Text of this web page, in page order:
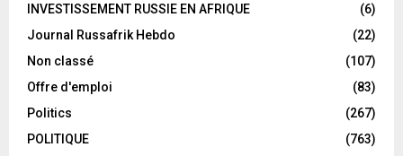
INVESTISSEMENT RUSSIE EN AFRIQUE
(6)
Journal Russafrik Hebdo
(22)
Non classé
(107)
Offre d'emploi
(83)
Politics
(267)
POLITIQUE
(763)